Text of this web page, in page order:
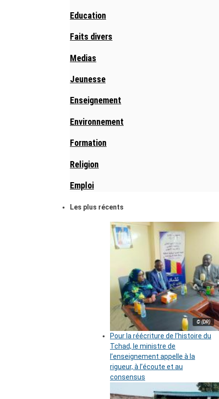
Education
Faits divers
Medias
Jeunesse
Enseignement
Environnement
Formation
Religion
Emploi
Les plus récents
© (DR)
Pour la réécriture de l’histoire du
Tchad, le ministre de
l’enseignement appelle à la
rigueur, à l’écoute et au
consensus